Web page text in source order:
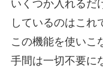
いくつか入れるだ
しているのはこれ
この機能を使いこ
手間は一切不要に